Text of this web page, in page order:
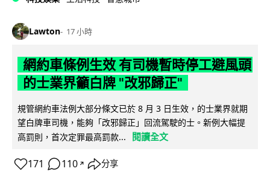
Lawton 17 小時
網約車條例生效 有司機暫時停工避風頭
的士業界籲白牌 "改邪歸正"
規管網約車法例大部分條文已於 8 月 3 日生效，的士業界就期
望白牌車司機，能夠「改邪歸正」回流駕駛的士。新例大幅提
高罰則，首次定罪最高罰款...
閱讀全文
171 110 ↗ 分享